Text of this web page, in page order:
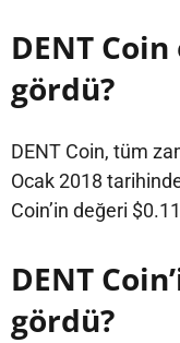
DENT
gördü?
DENT Coin, tüm
Ocak 2018
Coin’in değeri
DENT
gördü?